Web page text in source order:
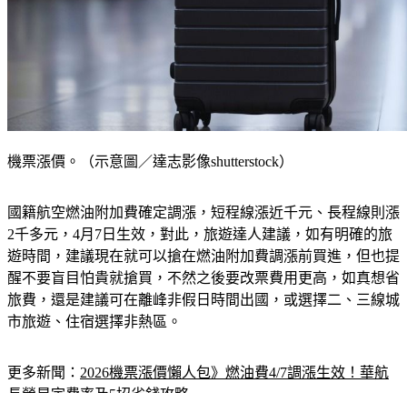
機票漲價。（示意圖／達志影像shutterstock）
國籍航空燃油附加費確定調漲，短程線漲近千元、長程線則漲
2千多元，4月7日生效，對此，旅遊達人建議，如有明確的旅
遊時間，建議現在就可以搶在燃油附加費調漲前買進，但也提
醒不要盲目怕貴就搶買，不然之後要改票費用更高，如真想省
旅費，還是建議可在離峰非假日時間出國，或選擇二、三線城
市旅遊、住宿選擇非熱區 。
更多新聞： 2026機票漲價懶人包》燃油費4/7調漲生效！華航